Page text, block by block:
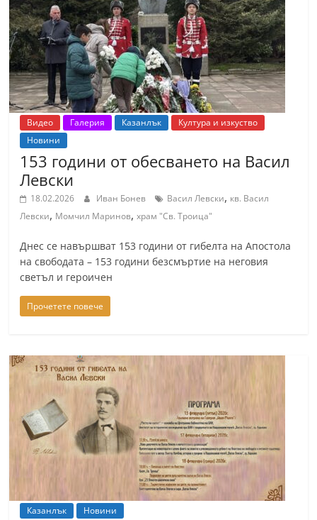
т
К
а
з
а
н
л
к
и
о
л
а
т
а
р
а
З
а
р
Видео Галерия Казанлък
Култура и изкуство
Новини
153 години от обесването на Васил
Левски
18.02.2026 Иван Бонев Васил Левски, кв. Васил
Левски, Момчил Маринов,храм "Св. Троица"
Днес се навършват 153 години от гибелта на Апостола
на свободата – 153 години безсмъртие на неговия
светъл и героичен
Прочетете повече
Казанлък Новини